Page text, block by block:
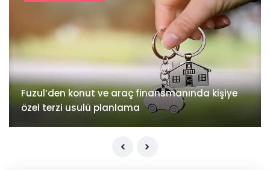
İv Kandilli'de yaşam yakında başlıyor